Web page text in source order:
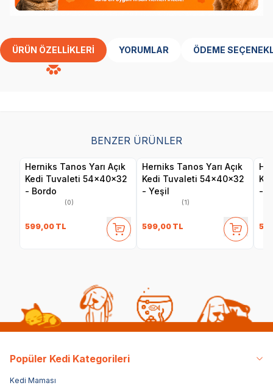
ÜRÜN ÖZELLIKLERI YORUMLAR ÖDEME
BENZER ÜRÜNLER
Herniks Tanos Yarı Açık
Kedi Tuvaleti 54x40x32
- Bordo
(0)
599,00 TL
Herniks Tanos Yarı Açık
Kedi Tuvaleti 54x40x32
- Yeşil
(1)
599,00 TL
-
Popüler Kedi Kategorileri
Kedi Maması